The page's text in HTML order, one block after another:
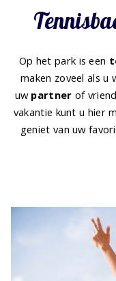
Op het park is een
maken zoveel als u
uw partner of
vakantie kunt u hier
geniet van uw